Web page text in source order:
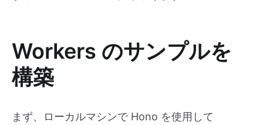
Workers のサンプルを
構築
まず、ローカルマシンで Hono を使用して